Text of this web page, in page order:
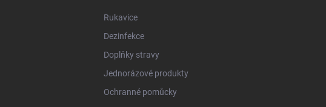
Rukavice
Dezinfekce
Doplňky stravy
Jednorázové produkty
Ochranné pomůcky